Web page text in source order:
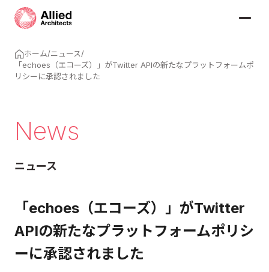
ホーム/ニュース/
「echoes（エコーズ）」がTwitter APIの新たなプラットフォームポ
リシーに承認されました
News
ニュース
「echoes（エコーズ）」がTwitter
APIの新たなプラットフォームポリシ
ーに承認されました